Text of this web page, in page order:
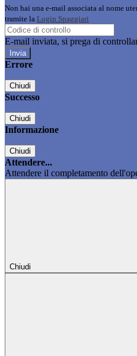
Non hai una e-mail associata al nome
tramite la Login Spaggiari
E-mail inviata, si prega di
Errore
Chiudi
Successo
Chiudi
Informazione
Chiudi
Attendere...
Attendere il completamento
Chiudi